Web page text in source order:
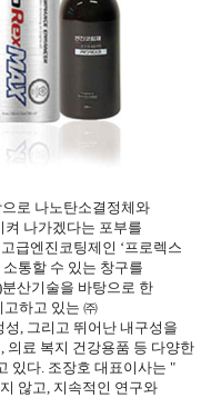
로 나노탄소결정체와
나가겠다는 포부를
급엔진코팅제인 ‘프로렉스
통할 수 있는 창구를
산기술을 바탕으로 한
고하고 있는 ㈜
, 그리고 뛰어난 내구성을
의료 복지 건강용품 등 다양한
있다. 조장호 대표이사는 "
않고, 지속적인 연구와